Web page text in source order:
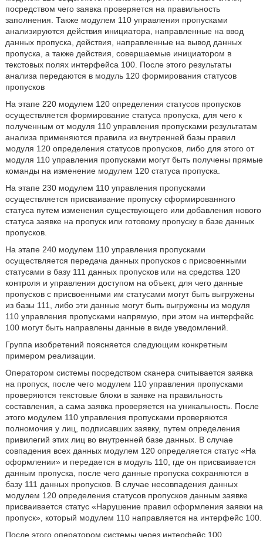
посредством чего заявка проверяется на правильность
заполнения. Также модулем 110 управления пропусками
анализируются действия инициатора, направленные на ввод
данных пропуска, действия, направленные на вывод данных
пропуска, а также действия, совершаемые инициатором в
текстовых полях интерфейса 100. После этого результаты
анализа передаются в модуль 120 формирования статусов
пропусков
На этапе 220 модулем 120 определения статусов пропусков
осуществляется формирование статуса пропуска, для чего к
полученным от модуля 110 управления пропусками результатам
анализа применяются правила из внутренней базы правил
модуля 120 определения статусов пропусков, либо для этого от
модуля 110 управления пропусками могут быть получены прямые
команды на изменение модулем 120 статуса пропуска.
На этапе 230 модулем 110 управления пропусками
осуществляется присваивание пропуску сформированного
статуса путем изменения существующего или добавления нового
статуса заявке на пропуск или готовому пропуску в базе данных
пропусков.
На этапе 240 модулем 110 управления пропусками
осуществляется передача данных пропусков с присвоенными
статусами в базу 111 данных пропусков или на средства 120
контроля и управления доступом на объект, для чего данные
пропусков с присвоенными им статусами могут быть выгружены
из базы 111, либо эти данные могут быть выгружены из модуля
110 управления пропусками напрямую, при этом на интерфейс
100 могут быть направлены данные в виде уведомлений.
Группа изобретений поясняется следующим конкретным
примером реализации.
Оператором системы посредством сканера считывается заявка
на пропуск, после чего модулем 110 управления пропусками
проверяются текстовые блоки в заявке на правильность
составления, а сама заявка проверяется на уникальность. После
этого модулем 110 управления пропусками проверяются
полномочия у лиц, подписавших заявку, путем определения
привилегий этих лиц во внутренней базе данных. В случае
совпадения всех данных модулем 120 определяется статус «На
оформлении» и передается в модуль 110, где он присваивается
данным пропуска, после чего данные пропуска сохраняются в
базу 111 данных пропусков. В случае несовпадения данных
модулем 120 определения статусов пропусков данным заявке
присваивается статус «Нарушение правил оформления заявки на
пропуск», который модулем 110 направляется на интерфейс 100.
После этого оператором системы через интерфейс 100